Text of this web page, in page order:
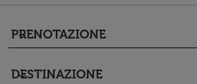
PRENOTAZIONE
keyboard_arrow_down
DESTINAZIONE
keyboard_arrow_down